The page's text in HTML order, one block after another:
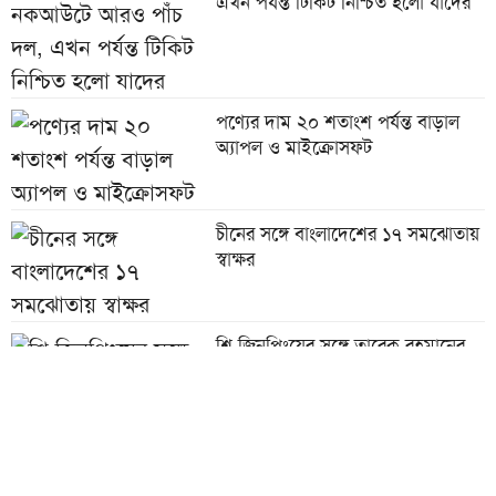
পণ্যের দাম ২০ শতাংশ পর্যন্ত বাড়াল
অ্যাপল ও মাইক্রোসফট
চীনের সঙ্গে বাংলাদেশের ১৭ সমঝোতায়
স্বাক্ষর
শি জিনপিংয়ের সঙ্গে তারেক রহমানের